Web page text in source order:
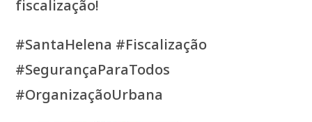
fiscalização!
#SantaHelena #Fiscalização
#SegurançaParaTodos
#OrganizaçãoUrbana